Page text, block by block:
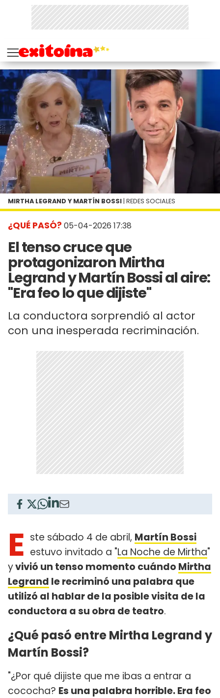
¿QUÉ PASÓ? 05-04-2026 17:38
El tenso cruce que
protagonizaron Mirtha
Legrand y Martín Bossi al aire:
"Era feo lo que dijiste"
La conductora sorprendió al actor
con una inesperada recriminación.
MIRTHA LEGRAND Y MARTÍN BOSSI | REDES SOCIALES
E ste sábado 4 de abril, Martín Bossi
estuvo invitado a "La Noche de Mirtha"
yvivió un tenso momento cuándo Mirtha
Legrand le recriminó una palabra que
utilizó al hablar de la posible visita de la
conductora a su obra de teatro.
¿Qué pasó entre Mirtha Legrand y
Martín Bossi?
"¿Por qué dijiste que me ibas a entrar a
cococha? Es una palabra horrible. Era feo